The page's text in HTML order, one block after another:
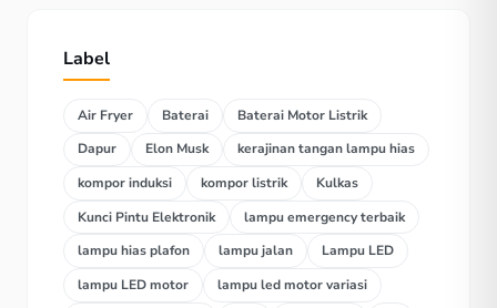
Label
Air Fryer Baterai
Baterai Motor Listrik
Dapur
Elon Musk
kerajinan tangan lampu hias
kompor induksi
kompor listrik
Kulkas
Kunci Pintu Elektronik
lampu emergency terbaik
lampu hias plafon
lampu jalan
Lampu LED
lampu LED motor
lampu led motor variasi